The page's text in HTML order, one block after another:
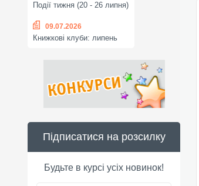
Події тижня (20 - 26 липня)
09.07.2026
Книжкові клуби: липень
Підписатися на розсилку
Будьте в курсі усіх новинок!